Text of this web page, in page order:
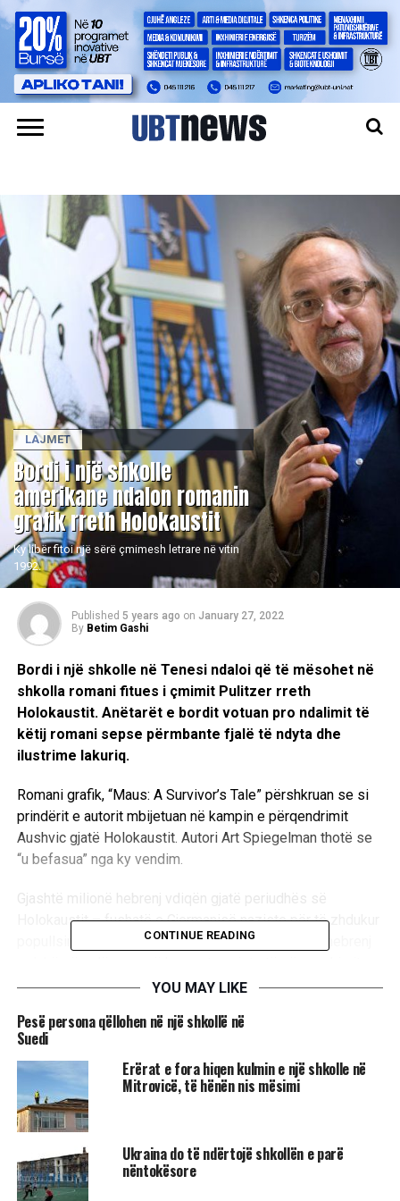
LAJMET
Bordi i një shkolle
amerikane ndalon romanin
grafik rreth Holokaustit
Ky libër fitoi një sërë çmimesh letrare në vitin
1992.
Published 5 years ago on January 27, 2022
By Betim Gashi
Bordi i një shkolle në Tenesi ndaloi që të mësohet në
shkolla romani fitues i çmimit Pulitzer rreth
Holokaustit. Anëtarët e bordit votuan pro ndalimit të
këtij romani sepse përmbante fjalë të ndyta dhe
ilustrime lakuriq.
Romani grafik, “Maus: A Survivor’s Tale” përshkruan se si
prindërit e autorit mbijetuan në kampin e përqendrimit
Aushvic gjatë Holokaustit. Autori Art Spiegelman thotë se
“u befasua” nga ky vendim.
Gjashtë milionë hebrenj vdiqën gjatë periudhës së
Holokaustit – fushatë e Gjermanisë naziste për të zhdukur
popullsinë hebreje të Evropës. Prindërit e tij ishin hebrenj
gjatë Luftës së Dytë Botërore.
Romani i tij Maus, i cili përmban ilustrime të vizatuara me
dorë të minjve si hebrenj dhe maceve si nazistë, fitoi një
sërë çmimesh letrare në vitin 1992.
Në një mbledhje të bordit të Shkollave të Qarkut McMinn
në janar, anëtarët thanë se mendonin se përfshirja e fjalëve
të ndyta në romanin grafik ishte e papërshtatshme për
kurrikulën e klasës së tetë.
CONTINUE READING
YOU MAY LIKE
Pesë persona qëllohen në një shkollë në
Suedi
​Erërat e fora hiqen kulmin e një shkolle në
Mitrovicë, të hënën nis mësimi
Ukraina do të ndërtojë shkollën e parë
nëntokësore